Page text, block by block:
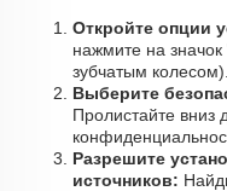
Откройте опции
нажмите на
зубчатым колесом).
Выберите
Пролистайте вниз
Разрешите
источников: